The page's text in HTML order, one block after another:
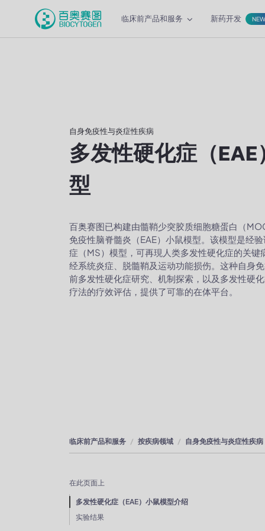
临床前产品和服务 新药开发 NEW
自身免疫性与炎症性疾病
多发性硬化症（
型
百奥赛图已构建由髓鞘少突胶质细胞糖蛋白（
免疫性脑脊髓炎（EAE）小鼠模型。该模型是经
症（MS）模型，可再現人类多发性硬化症的关键
经系统炎症、脱髓鞘及运动功能损伤。这种自身
前多发性硬化症研究、机制探索，以及多发性硬
疗法的疗效评估，提供了可靠的在体平台。
临床前产品和服务 按疾病领域 自身免疫性与炎症性疾病
在此页面上
多发性硬化症（EAE）小鼠模型介绍
实验结果